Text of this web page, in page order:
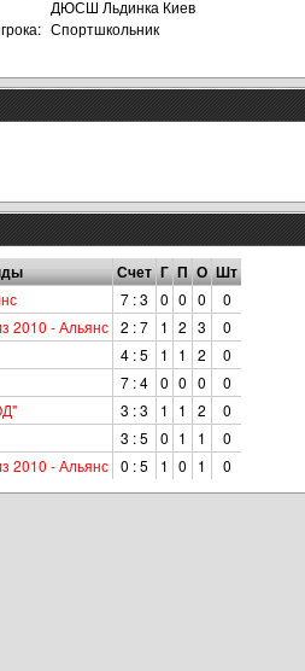
ДЮСШ Льдинка Киев
Спортшкольник
Счет Г П О Шт
7 : 3 0 0 0
0
2010 - Альянс 2 : 7 1 2 3
0
4 : 5 1 1 2
0
7 : 4 0 0 0
0
3 : 3 1 1 2
0
3 : 5 0 1 1
0
2010 - Альянс 0 : 5 1 0 1 0